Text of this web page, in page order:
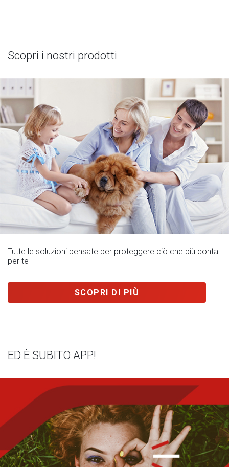
Scopri i nostri prodotti
Tutte le soluzioni pensate per proteggere ciò che più conta
per te
SCOPRI DI PIÙ
ED È SUBITO APP!